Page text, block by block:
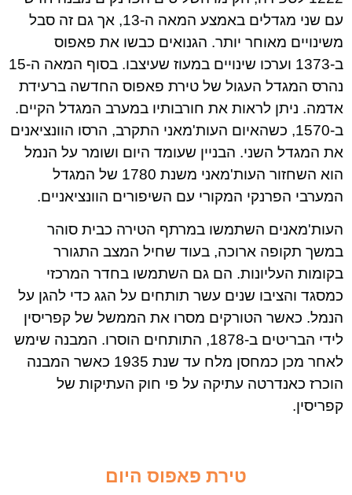
עם שני מגדלים באמצע המאה ה-13, אך גם זה סבל
משינויים מאוחר יותר. הגנואים כבשו את פאפוס
ב-1373 וערכו שינויים במעוז שעיצבו. בסוף המאה ה-15
נהרס המגדל העגול של טירת פאפוס החדשה ברעידת
אדמה. ניתן לראות את חורבותיו במערב המגדל הקיים.
ב-1570, כשהאיום העות'מאני התקרב, הרסו הוונציאנים
את המגדל השני. הבניין שעומד היום ושומר על הנמל
הוא השחזור העות'מאני משנת 1780 של המגדל
המערבי הפרנקי המקורי עם השיפורים הוונציאניים.
העות'מאנים השתמשו במרתף הטירה כבית סוהר
במשך תקופה ארוכה, בעוד שחיל המצב התגורר
בקומות העליונות. הם גם השתמשו בחדר המרכזי
כמסגד והציבו שנים עשר תותחים על הגג כדי להגן על
הנמל. כאשר הטורקים מסרו את הממשל של קפריסין
לידי הבריטים ב-1878, התותחים הוסרו. המבנה שימש
לאחר מכן כמחסן מלח עד שנת 1935 כאשר המבנה
הוכרז כאנדרטה עתיקה על פי חוק העתיקות של
קפריסין.
טירת פאפוס היום